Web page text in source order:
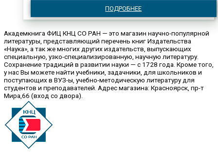
ПОДРОБНЕЕ
Академкнига ФИЦ КНЦ СО РАН — это магазин научно-популярной
литературы, представляющий перечень книг Издательства
«Наука», а так же многих других издательств, выпускающих
специальную, узко-специализированную, научную литературу.
Сохранение традиций в развитии науки — с 1728 года. Кроме того,
у нас Вы можете найти учебники, задачники, для школьников и
поступающих в ВУЗ-ы, учебно-методическую литературу для
студентов и преподавателей. Адрес магазина: Красноярск, пр-т
Мира,66 (вход со двора).